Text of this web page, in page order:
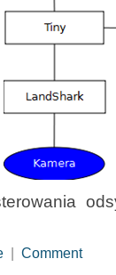
Comment